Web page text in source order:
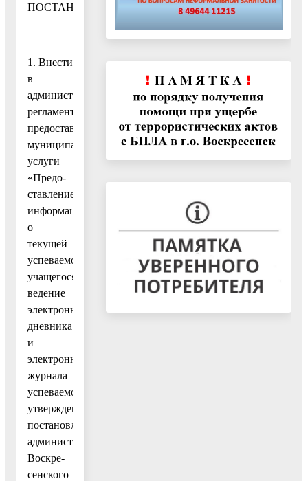
ПОСТАНОВЛЯЮ:
1. Внести
в
административный
регламент
предоставления
муниципальной
услуги
«Предо-
ставление
информации
о
текущей
успеваемости
учащегося,
ведение
электронного
дневника
и
электронного
журнала
успеваемости»,
утвержденный
постановлением
администрации
Воскре-
сенского